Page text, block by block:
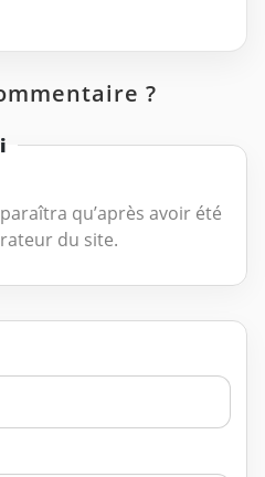
?
qu’après avoir été
du site.